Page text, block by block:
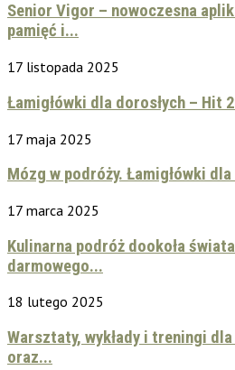
Senior Vigor – nowoczesna
pamięć i...
17 listopada 2025
Łamigłówki dla dorosłych – Hit
17 maja 2025
Mózg w podróży. Łamigłówki
17 marca 2025
Kulinarna podróż dookoła
darmowego...
18 lutego 2025
Warsztaty, wykłady i treningi
oraz...